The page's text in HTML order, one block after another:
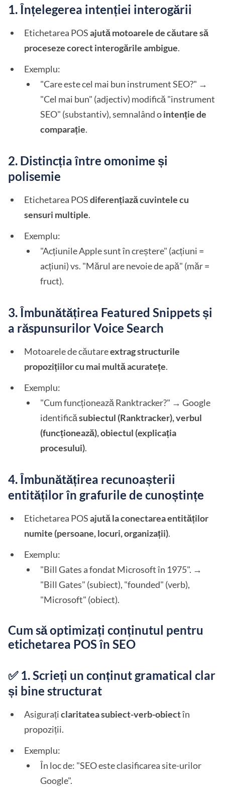
1. Înțelegerea intenției interogării
Etichetarea POSajută motoarele de căutare să
proceseze corect interogările ambigue.
Exemplu:
"Care este cel mai bun instrument SEO?" →
"Cel mai bun" (adjectiv) modifică "instrument
SEO" (substantiv), semnalând ointenție de
comparație.
2. Distincția între omonime și
polisemie
Etichetarea POSdiferențiază cuvintele cu
sensuri multiple.
Exemplu:
"Acțiunile Apple sunt în creștere" (acțiuni =
acțiuni) vs. "Mărul are nevoie de apă" (măr =
fruct).
3. Îmbunătățirea Featured Snippets și
a răspunsurilor Voice Search
Motoarele de căutareextrag structurile
propozițiilor cu mai multă acuratețe.
Exemplu:
"Cum funcționează Ranktracker?" → Google
identificăsubiectul (Ranktracker), verbul
(funcționează), obiectul (explicația
procesului).
4. Îmbunătățirea recunoașterii
entităților în grafurile de cunoștințe
Etichetarea POSajută la conectarea entităților
numite (persoane, locuri, organizații).
Exemplu:
"Bill Gates a fondat Microsoft în 1975". →
"Bill Gates" (subiect), "founded" (verb),
"Microsoft" (obiect).
Cum să optimizați conținutul pentru
etichetarea POS în SEO
✅ 1. Scrieți un conținut gramatical clar
și bine structurat
Asigurațiclaritatea subiect-verb-obiectîn
propoziții.
Exemplu:
În loc de: "SEO este clasificarea site-urilor
Google".